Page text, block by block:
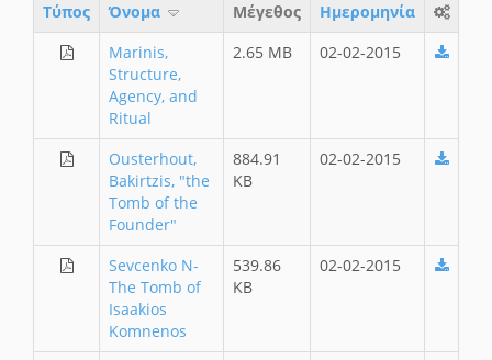
Τύπος Όνομα Μέγεθος
Ημερομηνία
Marinis,
Structure,
Agency, and
Ritual
2.65 MB 02-02-2015
Ousterhout,
Bakirtzis, "the
Tomb of the
Founder"
884.91
KB
02-02-2015
Sevcenko N-
The Tomb of
Isaakios
Komnenos
539.86
KB
02-02-2015